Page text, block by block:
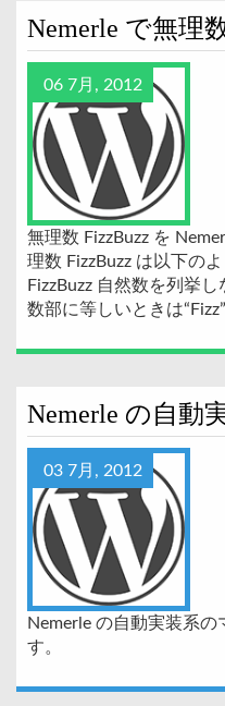
Nemerle で無理
06 7月, 2012
無理数 FizzBuzz を
理数 FizzBuzz は以下の
FizzBuzz 自然数を列挙
数部に等しいときは
Nemerle の自動
03 7月, 2012
Nemerle の自動実装系の
す。